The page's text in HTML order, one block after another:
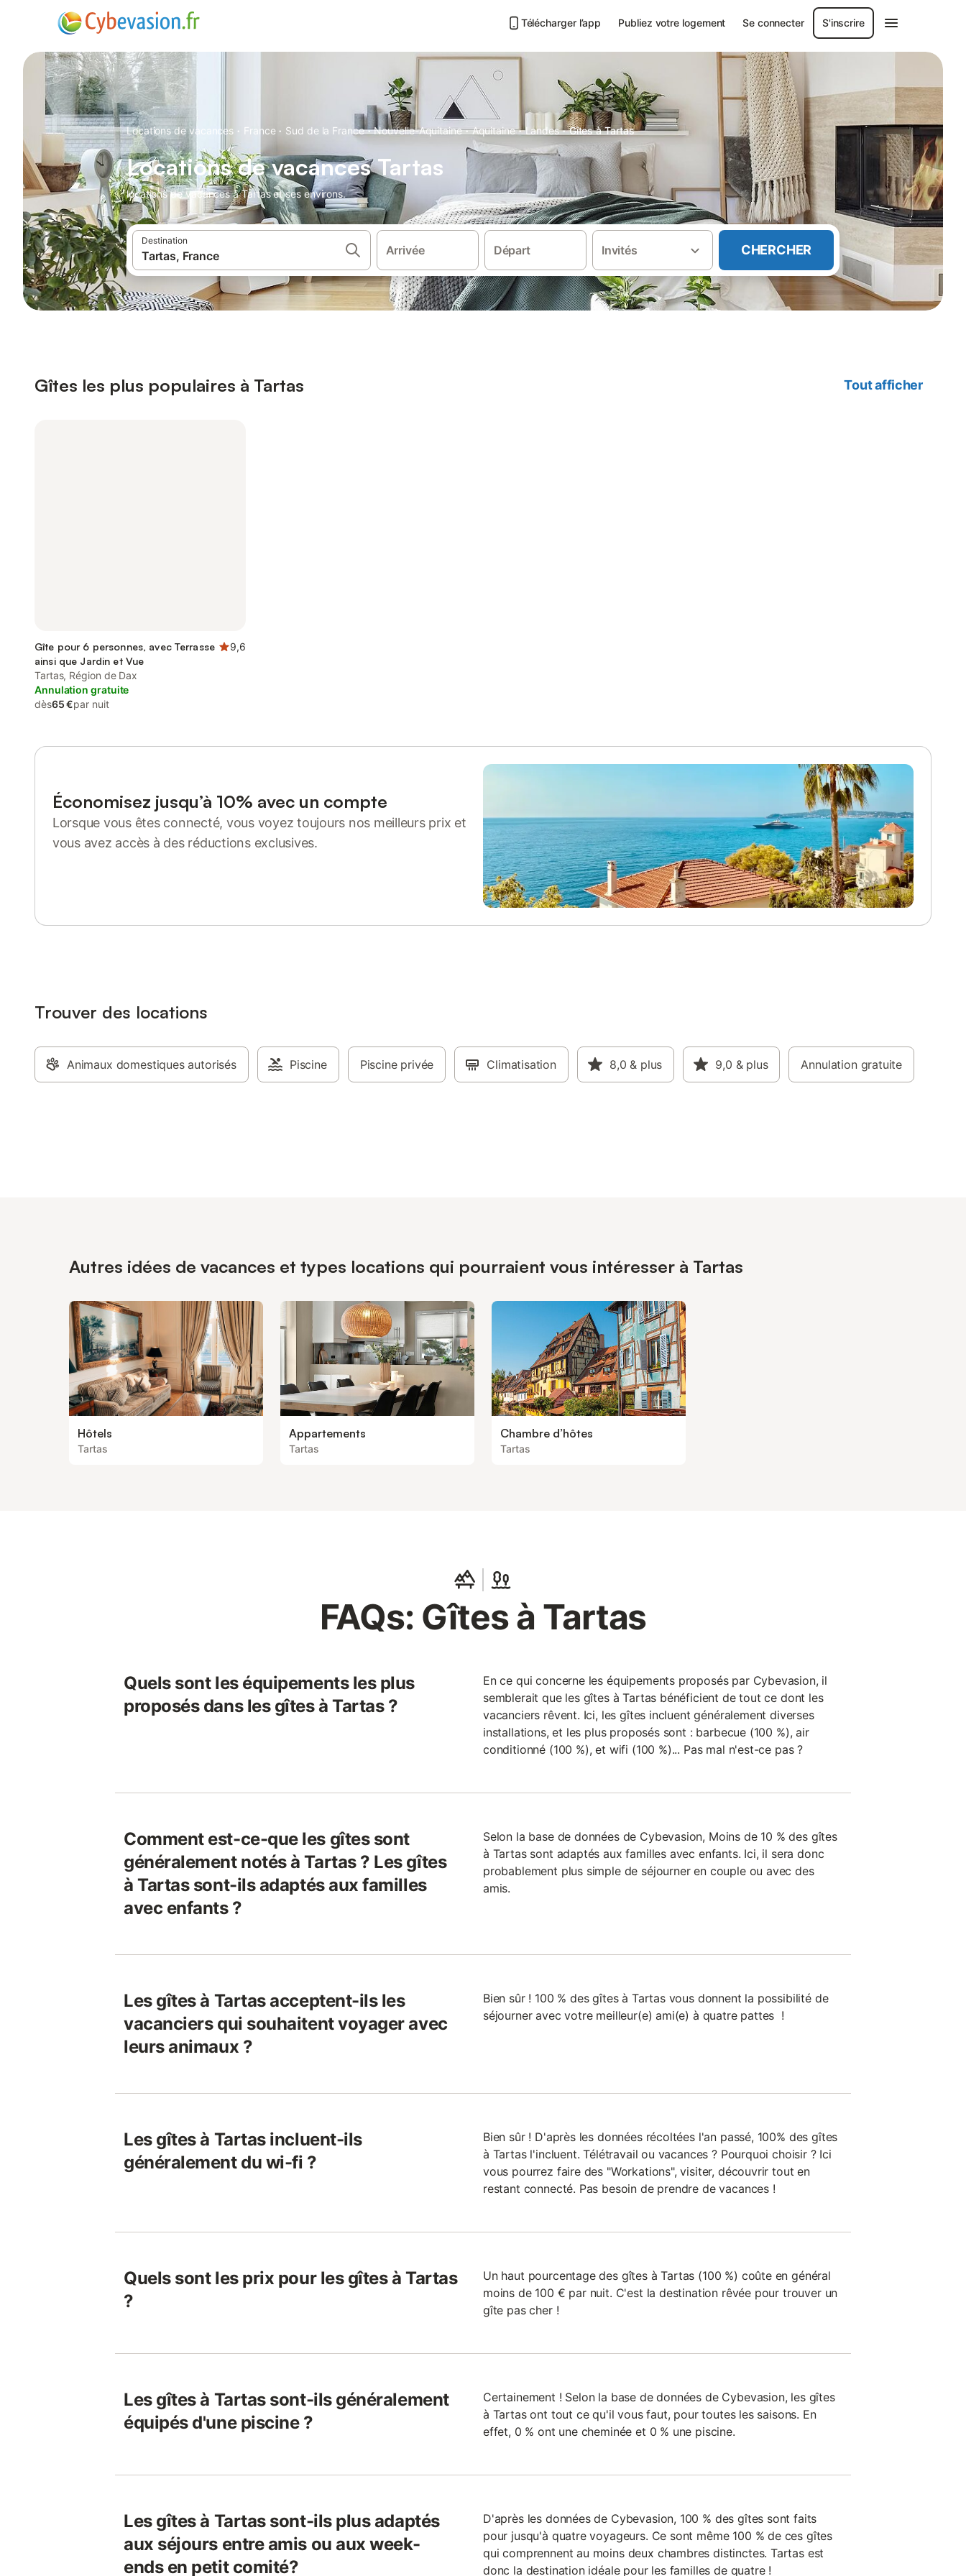
Télécharger l’app Publiez votre logement Se connecter S'inscrire
Locations de vacances · France · Sud de la France · Nouvelle-Aquitaine · Aquitaine · Landes · Gîtes à Tartas
Locations de vacances Tartas
locations de vacances à Tartas et ses environs.
Destination
Arrivée Départ Invités CHERCHER
Gîtes les plus populaires à Tartas Tout afficher
Gîte pour 6 personnes, avec Terrasse
ainsi que Jardin et Vue
9,6
Tartas, Région de Dax
Annulation gratuite
dès65 €par nuit
Économisez jusqu’à 10% avec un compte
Lorsque vous êtes connecté, vous voyez toujours nos meilleurs prix et
vous avez accès à des réductions exclusives.
Trouver des locations
Animaux domestiques autorisés Piscine Piscine privée Climatisation 8,0 & plus 9,0 & plus Annulation gratuite
Autres idées de vacances et types locations qui pourraient vous intéresser à Tartas
Hôtels
Tartas
Appartements
Tartas
Chambre d’hôtes
Tartas
FAQs: Gîtes à Tartas
Quels sont les équipements les plus
proposés dans les gîtes à Tartas ?
En ce qui concerne les équipements proposés par Cybevasion, il
semblerait que les gîtes à Tartas bénéficient de tout ce dont les
vacanciers rêvent. Ici, les gîtes incluent généralement diverses
installations, et les plus proposés sont : barbecue (100 %), air
conditionné (100 %), et wifi (100 %)... Pas mal n'est-ce pas ?
Comment est-ce-que les gîtes sont
généralement notés à Tartas ? Les gîtes
à Tartas sont-ils adaptés aux familles
avec enfants ?
Selon la base de données de Cybevasion, Moins de 10 % des gîtes
à Tartas sont adaptés aux familles avec enfants. Ici, il sera donc
probablement plus simple de séjourner en couple ou avec des
amis.
Les gîtes à Tartas acceptent-ils les
vacanciers qui souhaitent voyager avec
leurs animaux ?
Bien sûr ! 100 % des gîtes à Tartas vous donnent la possibilité de
séjourner avec votre meilleur(e) ami(e) à quatre pattes !
Les gîtes à Tartas incluent-ils
généralement du wi-fi ?
Bien sûr ! D'après les données récoltées l'an passé, 100% des gîtes
à Tartas l'incluent. Télétravail ou vacances ? Pourquoi choisir ? Ici
vous pourrez faire des "Workations", visiter, découvrir tout en
restant connecté. Pas besoin de prendre de vacances !
Quels sont les prix pour les gîtes à Tartas
?
Un haut pourcentage des gîtes à Tartas (100 %) coûte en général
moins de 100 € par nuit. C'est la destination rêvée pour trouver un
gîte pas cher !
Les gîtes à Tartas sont-ils généralement
équipés d'une piscine ?
Certainement ! Selon la base de données de Cybevasion, les gîtes
à Tartas ont tout ce qu'il vous faut, pour toutes les saisons. En
effet, 0 % ont une cheminée et 0 % une piscine.
Les gîtes à Tartas sont-ils plus adaptés
aux séjours entre amis ou aux week-
ends en petit comité?
D'après les données de Cybevasion, 100 % des gîtes sont faits
pour jusqu'à quatre voyageurs. Ce sont même 100 % de ces gîtes
qui comprennent au moins deux chambres distinctes. Tartas est
donc la destination idéale pour les familles de quatre !